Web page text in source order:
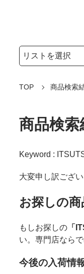
検索リストの選択
TOP 商品検索
商品検索
Keyword :
大変申し訳ござ
お探しの
もしお探しの 「
い。専門店なら
今後の入荷情